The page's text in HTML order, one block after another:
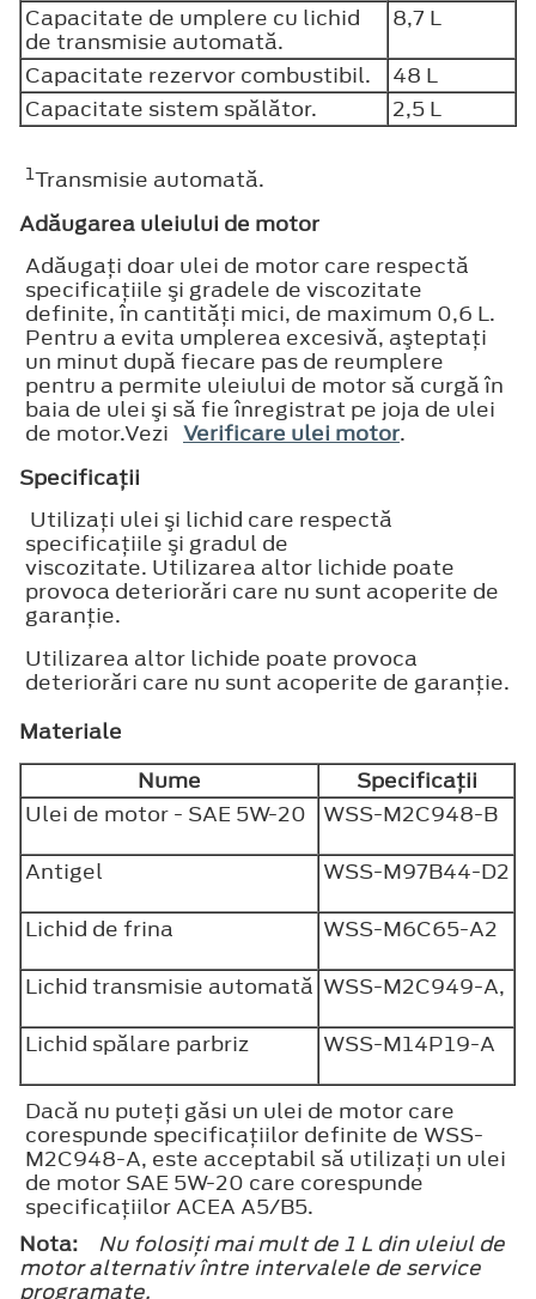
Capacitate de umplere cu lichid
de transmisie automată.
8,7 L
Capacitate rezervor combustibil.
48 L
Capacitate sistem spălător.
2,5 L
1Transmisie automată.
Adăugarea uleiului de motor
Adăugaţi doar ulei de motor care respectă
specificaţiile şi gradele de viscozitate
definite, în cantităţi mici, de maximum 0,6 L.
Pentru a evita umplerea excesivă, aşteptaţi
un minut după fiecare pas de reumplere
pentru a permite uleiului de motor să curgă în
baia de ulei şi să fie înregistrat pe joja de ulei
de motor.Vezi Verificare ulei motor.
Specificaţii
Utilizaţi ulei şi lichid care respectă
specificaţiile şi gradul de
viscozitate. Utilizarea altor lichide poate
provoca deteriorări care nu sunt acoperite de
garanţie.
Utilizarea altor lichide poate provoca
deteriorări care nu sunt acoperite de garanţie.
Materiale
Nume
Specificaţii
Ulei de motor - SAE 5W-20
WSS-M2C948-B
Antigel
WSS-M97B44-D2
Lichid de frina
WSS-M6C65-A2
Lichid transmisie automată WSS-M2C949-A,
Lichid spălare parbriz
WSS-M14P19-A
Dacă nu puteţi găsi un ulei de motor care
corespunde specificaţiilor definite de WSS-
M2C948-A, este acceptabil să utilizaţi un ulei
de motor SAE 5W-20 care corespunde
specificaţiilor ACEA A5/B5.
Nota:
Nu folosiţi mai mult de 1 L din uleiul de
motor alternativ între intervalele de service
programate.